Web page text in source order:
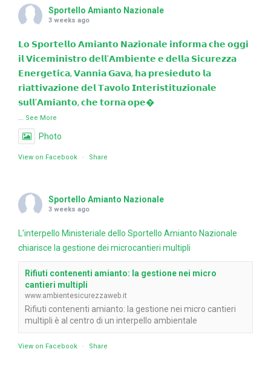
Sportello Amianto Nazionale
3 weeks ago
𝗟𝗼 𝗦𝗽𝗼𝗿𝘁𝗲𝗹𝗹𝗼 𝗔𝗺𝗶𝗮𝗻𝘁𝗼 𝗡𝗮𝘇𝗶𝗼𝗻𝗮𝗹𝗲 𝗶𝗻𝗳𝗼𝗿𝗺𝗮 𝗰𝗵𝗲 𝗼𝗴𝗴𝗶
𝗶𝗹 𝗩𝗶𝗰𝗲𝗺𝗶𝗻𝗶𝘀𝘁𝗿𝗼 𝗱𝗲𝗹𝗹'𝗔𝗺𝗯𝗶𝗲𝗻𝘁𝗲 𝗲 𝗱𝗲𝗹𝗹𝗮 𝗦𝗶𝗰𝘂𝗿𝗲𝘇𝘇𝗮
𝗘𝗻𝗲𝗿𝗴𝗲𝘁𝗶𝗰𝗮, 𝗩𝗮𝗻𝗻𝗶𝗮 𝗚𝗮𝘃𝗮, 𝗵𝗮 𝗽𝗿𝗲𝘀𝗶𝗲𝗱𝘂𝘁𝗼 𝗹𝗮
𝗿𝗶𝗮𝘁𝘁𝗶𝘃𝗮𝘇𝗶𝗼𝗻𝗲 𝗱𝗲𝗹 𝗧𝗮𝘃𝗼𝗹𝗼 𝗜𝗻𝘁𝗲𝗿𝗶𝘀𝘁𝗶𝘁𝘂𝘇𝗶𝗼𝗻𝗮𝗹𝗲
𝘀𝘂𝗹𝗹'𝗔𝗺𝗶𝗮𝗻𝘁𝗼, 𝗰𝗵𝗲 𝘁𝗼𝗿𝗻𝗮 𝗼𝗽𝗲
See More
Photo
View on Facebook · Share
Sportello Amianto Nazionale
3 weeks ago
L'interpello Ministeriale dello Sportello Amianto Nazionale
chiarisce la gestione dei microcantieri multipli
Rifiuti contenenti amianto: la gestione nei micro
cantieri multipli
www.ambientesicurezzaweb.it
Rifiuti contenenti amianto: la gestione nei micro cantieri
multipli è al centro di un interpello ambientale
View on Facebook · Share